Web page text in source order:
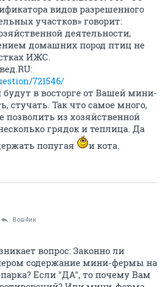
видов разрешенного
участков» говорит:
деятельности,
домашних пород птиц не
ИЖС.
721546/
в восторге от Вашей мини-
стучать. Так что самое много,
позволить из хозяйственной
грядок и теплица. Да
попугая
и кота.
Вов4ик
вопрос: Законно ли
содержание мини-фермы на
Если "ДА", то почему Вам